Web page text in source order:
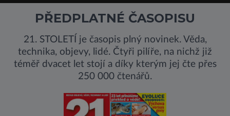
PŘEDPLATNÉ ČASOPISU
21. STOLETÍ je časopis plný novinek. Věda,
technika, objevy, lidé. Čtyři pilíře, na nichž již
téměř dvacet let stojí a díky kterým jej čte přes
250 000 čtenářů.